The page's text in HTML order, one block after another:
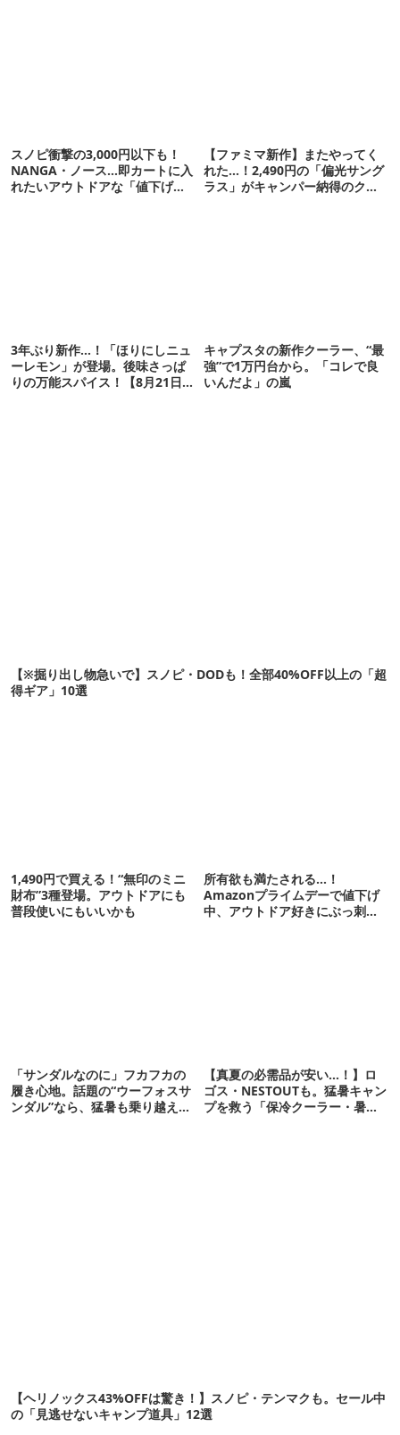
スノピ衝撃の3,000円以下も！
NANGA・ノース…即カートに入
れたいアウトドアな「値下げ夏
【ファミマ新作】またやってく
れた…！2,490円の「偏光サング
ラス」がキャンパー納得のクオ
3年ぶり新作…！「ほりにしニュ
ーレモン」が登場。後味さっぱ
りの万能スパイス！【8月21日発
キャプスタの新作クーラー、“最
強”で1万円台から。「コレで良
いんだよ」の嵐
【※掘り出し物急いで】スノピ・DODも！全部40%OFF以上の「超
得ギア」10選
1,490円で買える！“無印のミニ
財布”3種登場。アウトドアにも
普段使いにもいいかも
所有欲も満たされる…！
Amazonプライムデーで値下げ
中、アウトドア好きにぶっ刺さ
「サンダルなのに」フカフカの
履き心地。話題の“ウーフォスサ
ンダル”なら、猛暑も乗り越えら
【真夏の必需品が安い…！】ロ
ゴス・NESTOUTも。猛暑キャン
プを救う「保冷クーラー・暑さ
【ヘリノックス43%OFFは驚き！】スノピ・テンマクも。セール中
の「見逃せないキャンプ道具」12選